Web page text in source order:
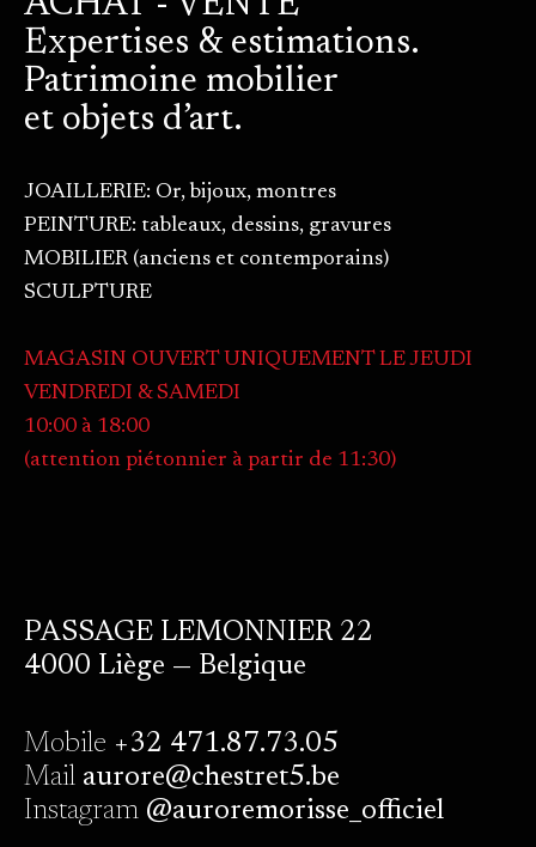
Expertises & estimations.
Patrimoine mobilier
et objets d’art.
JOAILLERIE: Or, bijoux, montres
PEINTURE: tableaux, dessins, gravures
MOBILIER (anciens et contemporains)
SCULPTURE
MAGASIN OUVERT UNIQUEMENT LE JEUDI
VENDREDI & SAMEDI
10:00 à 18:00
(attention piétonnier à partir de 11:30)
PASSAGE LEMONNIER 22
4000 Liège — Belgique
Mobile +32 471.87.73.05
Mailaurore@chestret5.be
Instagram@auroremorisse_officiel